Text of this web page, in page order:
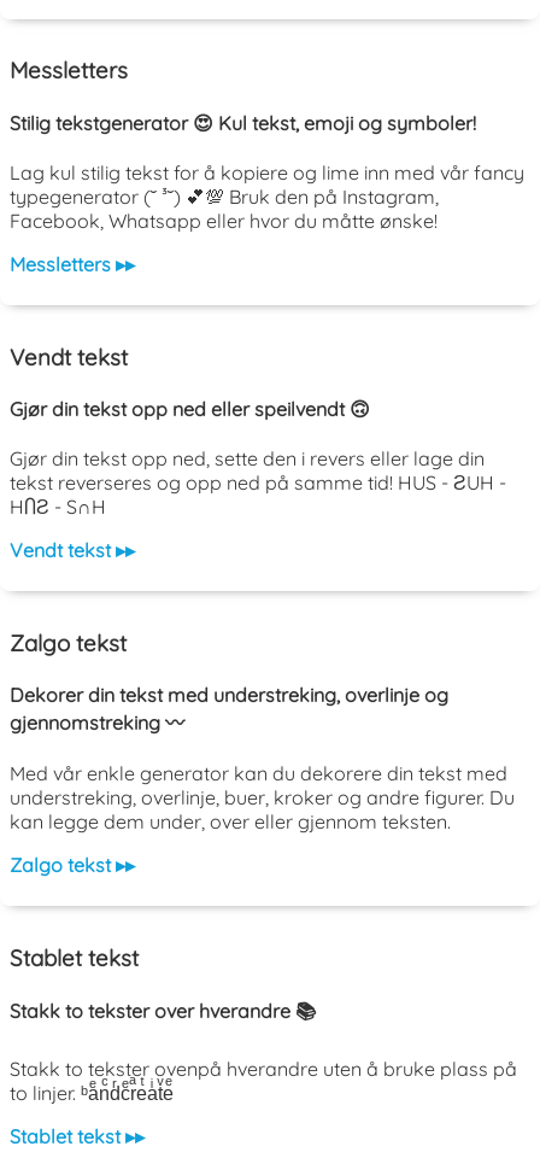
Messletters
Stilig tekstgenerator 😍 Kul tekst, emoji og symboler!
Lag kul stilig tekst for å kopiere og lime inn med vår fancy
typegenerator (˘ ³˘) 💕💯 Bruk den på Instagram,
Facebook, Whatsapp eller hvor du måtte ønske!
Messletters ▸▸
Vendt tekst
Gjør din tekst opp ned eller speilvendt 🙃
Gjør din tekst opp ned, sette den i revers eller lage din
tekst reverseres og opp ned på samme tid! HUS - ƧUH -
HႶƧ - S∩H
Vendt tekst ▸▸
Zalgo tekst
Dekorer din tekst med understreking, overlinje og
gjennomstreking 〰️
Med vår enkle generator kan du dekorere din tekst med
understreking, overlinje, buer, kroker og andre figurer. Du
kan legge dem under, over eller gjennom teksten.
Zalgo tekst ▸▸
Stablet tekst
Stakk to tekster over hverandre 📚
Stakk to tekster ovenpå hverandre uten å bruke plass på
to linjer. ᵇaͤnͨdͬcͤrͣeͭaͥtͮeͤ
Stablet tekst ▸▸